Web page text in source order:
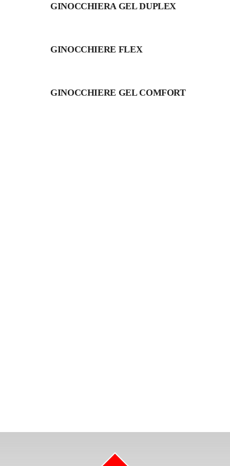
GINOCCHIERA GEL DUPLEX
GINOCCHIERE FLEX
GINOCCHIERE GEL COMFORT